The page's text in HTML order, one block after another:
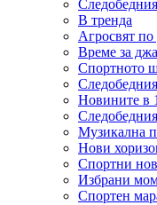
В тренда
Агросвят
Време за
Спортното
Новините в
Музикална
Нови
Спортни
Избрани
Спортен